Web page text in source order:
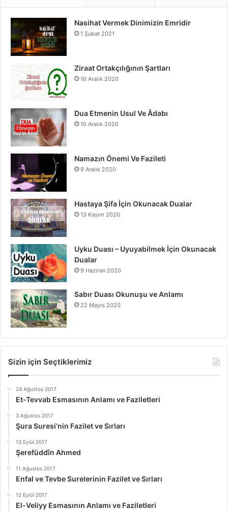
b
o
u
e
a
r
Nasihat Vermek Dinimizin Emridir
1 Şubat 2021
Ziraat Ortakçılığının Şartları
10 Aralık 2020
Dua Etmenin Usul Ve Âdabı
10 Aralık 2020
Namazın Önemi Ve Fazileti
9 Aralık 2020
Hastaya Şifa İçin Okunacak Dualar
13 Kasım 2020
Uyku Duası – Uyuyabilmek İçin Okunacak
Dualar
9 Haziran 2020
Sabır Duası Okunuşu ve Anlamı
22 Mayıs 2020
Sizin için Seçtiklerimiz
24 Ağustos 2017
Et-Tevvab Esmasının Anlamı ve Faziletleri
3 Ağustos 2017
Şura Suresi’nin Fazilet ve Sırları
13 Eylül 2017
Şerefüddîn Ahmed
11 Ağustos 2017
Enfal ve Tevbe Surelerinin Fazilet ve Sırları
12 Eylül 2017
El-Veliyy Esmasının Anlamı ve Faziletleri